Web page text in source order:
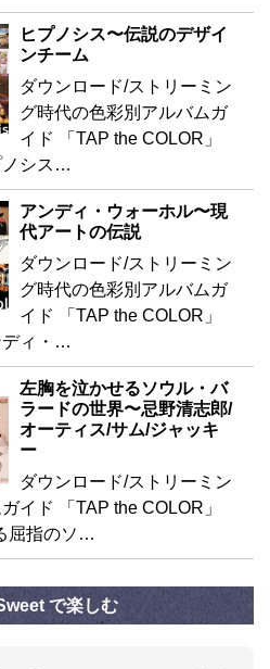
ヒプノシス〜伝説のデザイ
ンチーム
ダウンロード/ストリーミン
グ時代の色彩別アルバムガ
イド 「TAP the COLOR」
ノシス…
アンディ・ウォーホル〜現
代アートの伝説
ダウンロード/ストリーミン
グ時代の色彩別アルバムガ
イド 「TAP the COLOR」
ディ・…
左胸を泣かせるソウル・バ
ラードの世界〜忌野清志郎/
オーティス/サム/ジャッキ
ー
ダウンロード/ストリーミン
イド 「TAP the COLOR」
屈指のソ…
で楽しむ